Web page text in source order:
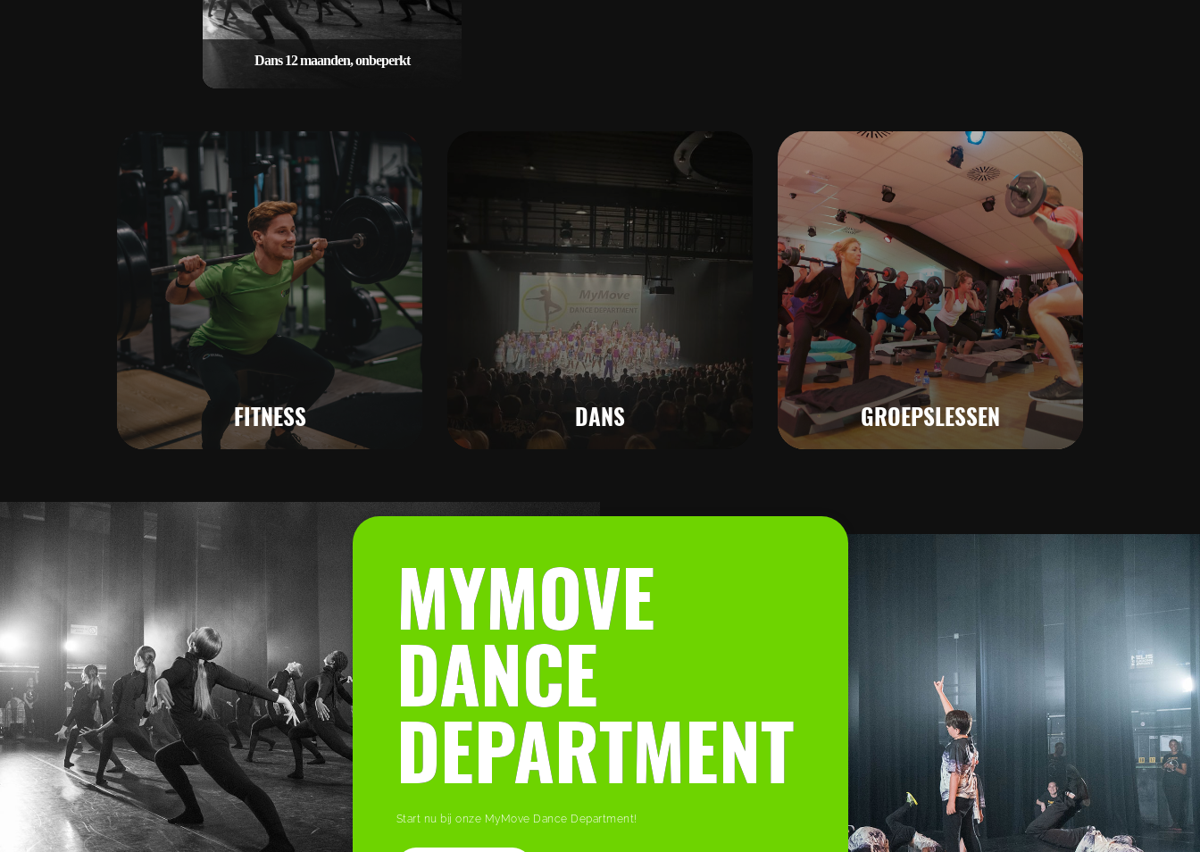
mogelijkheid van een combi / famillie
abonnement voor de fitness
Dans 12 maanden, onbeperkt
Keuze uit veel verschillende dansstijlen -
Aparte lessen voor elke leeftijd! - De
beste professionele dansdocenten -
Gratis gebruik van koude en warme
dranken - Géén vakantiestop - De
mogelijkheid van een combi / famillie
abonnement voor de fitness
FITNESS DANS GROEPSLESSEN
MYMOVE
DANCE
DEPARTMENT
Start nu bij onze MyMove Dance Department!